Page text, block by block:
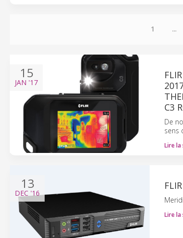
1 ...
15
JAN '17
C3
De
sens
Lire
13
DEC '16
Lire